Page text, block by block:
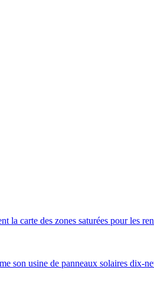
la carte des zones saturées pour les
son usine de panneaux solaires dix-